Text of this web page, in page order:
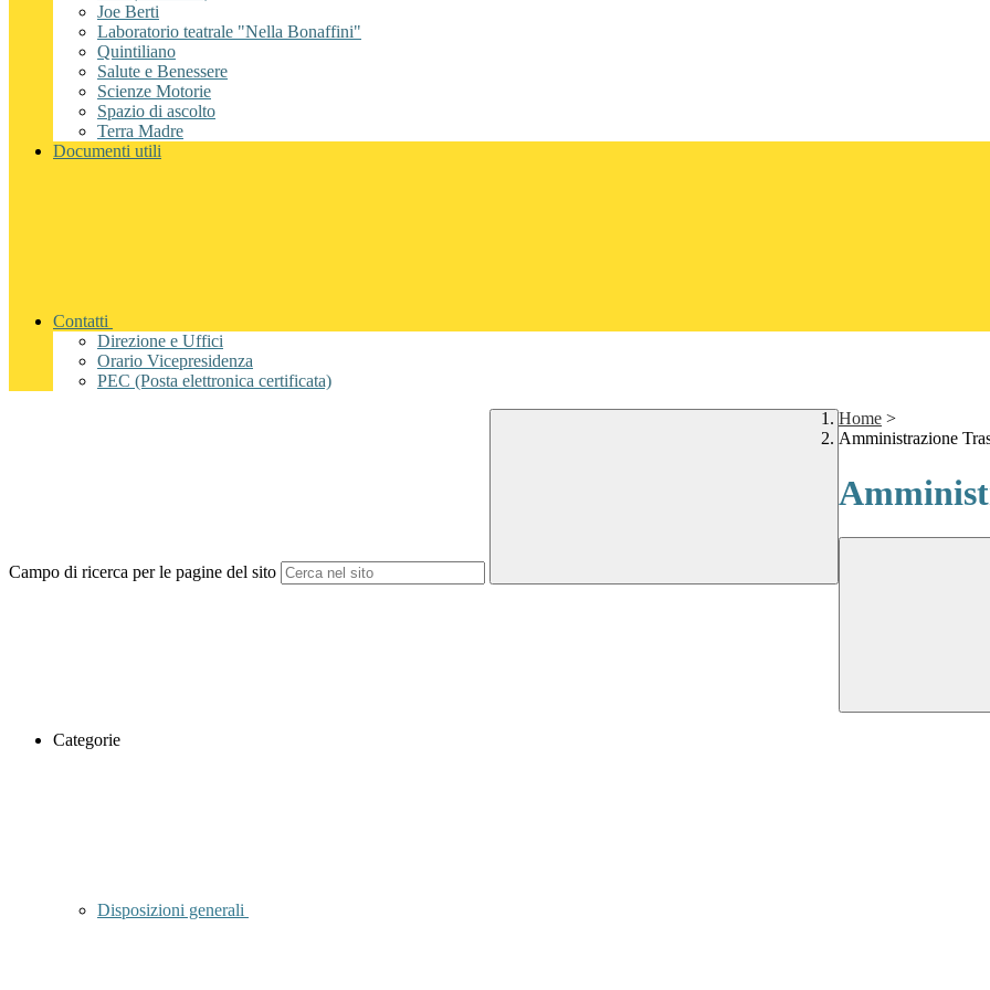
Joe Berti
Laboratorio teatrale "Nella Bonaffini"
Quintiliano
Salute e Benessere
Scienze Motorie
Spazio di ascolto
Terra Madre
Documenti utili
Contatti
Direzione e Uffici
Orario Vicepresidenza
PEC (Posta elettronica certificata)
Campo di ricerca per le pagine del sito
Home >
Amministrazione
Categorie
Disposizioni generali